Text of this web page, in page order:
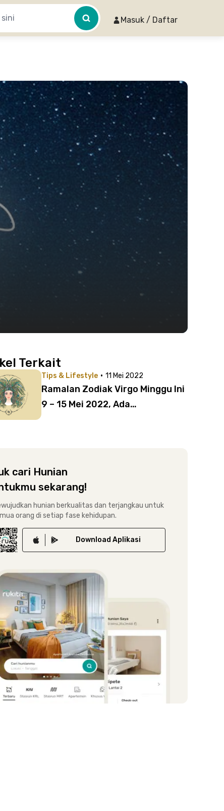
Masuk / Daftar
Terkait
Tips & Lifestyle · 11 Mei 2022
Ramalan Zodiak Virgo Minggu Ini
9 – 15 Mei 2022, Ada
cari Hunian
sekarang!
hunian berkualitas dan terjangkau untuk
orang di setiap fase kehidupan.
Download Aplikasi